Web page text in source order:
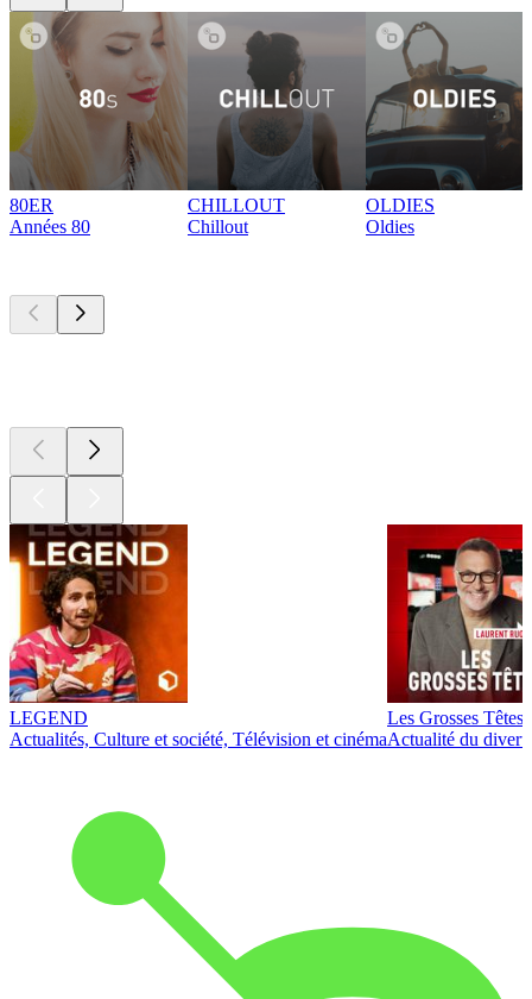
80ER
Années 80
CHILLOUT
Chillout
OLDIES
Oldies
LEGEND
Actualités, Culture et société, Télévision et cinéma
Les Grosses Têtes
Actualité du